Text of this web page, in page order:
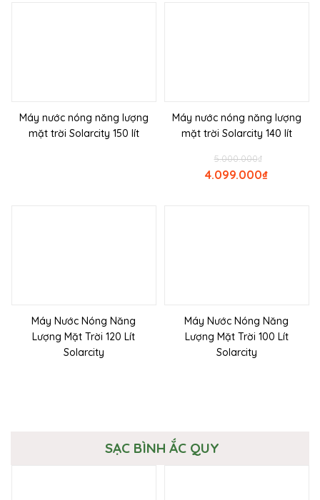
Máy nước nóng năng lượng
mặt trời Solarcity 150 lít
Máy nước nóng năng lượng
mặt trời Solarcity 140 lít
₫
5.000.000
₫
4.099.000
Máy Nước Nóng Năng
Lượng Mặt Trời 120 Lít
Solarcity
Máy Nước Nóng Năng
Lượng Mặt Trời 100 Lít
Solarcity
SẠC BÌNH ẮC QUY